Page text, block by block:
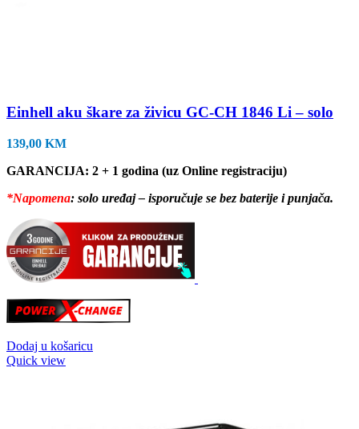
Einhell aku škare za živicu GC-CH 1846 Li – solo
139,00 KM
GARANCIJA: 2 + 1 godina (uz Online registraciju)
*Napomena: solo uređaj – isporučuje se bez baterije i punjača.
Dodaj u košaricu
Quick view